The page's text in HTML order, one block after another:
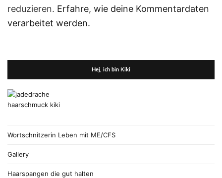
reduzieren. Erfahre, wie deine Kommentardaten
verarbeitet werden.
Hej, ich bin Kiki
Wortschnitzerin Leben mit ME/CFS
Gallery
Haarspangen die gut halten